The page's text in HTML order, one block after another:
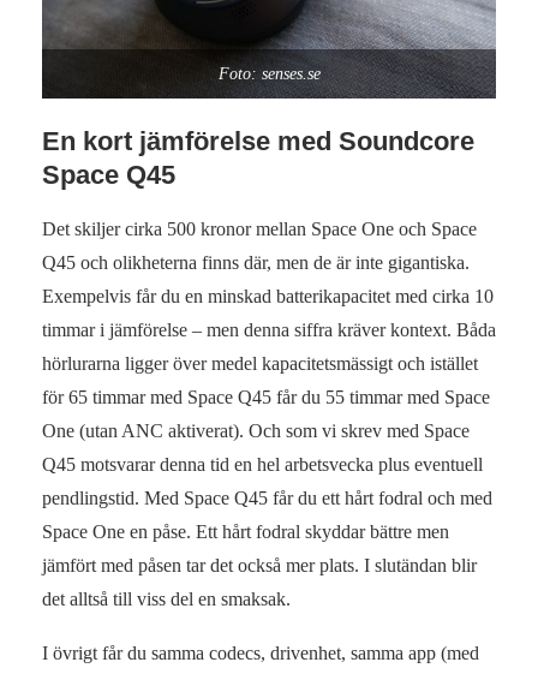
Foto: senses.se
En kort jämförelse med Soundcore
Space Q45
Det skiljer cirka 500 kronor mellan Space One och Space
Q45 och olikheterna finns där, men de är inte gigantiska.
Exempelvis får du en minskad batterikapacitet med cirka 10
timmar i jämförelse – men denna siffra kräver kontext. Båda
hörlurarna ligger över medel kapacitetsmässigt och istället
för 65 timmar med Space Q45 får du 55 timmar med Space
One (utan ANC aktiverat). Och som vi skrev med Space
Q45 motsvarar denna tid en hel arbetsvecka plus eventuell
pendlingstid. Med Space Q45 får du ett hårt fodral och med
Space One en påse. Ett hårt fodral skyddar bättre men
jämfört med påsen tar det också mer plats. I slutändan blir
det alltså till viss del en smaksak.
I övrigt får du samma codecs, drivenhet, samma app (med